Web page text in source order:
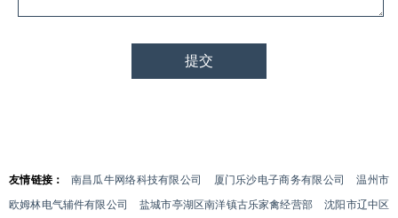
友情链接： 南昌瓜牛网络科技有限公司 厦门乐沙电子商务有限公司
温州市
欧姆林电气辅件有限公司
盐城市亭湖区南洋镇古乐家禽经营部
沈阳市辽中区